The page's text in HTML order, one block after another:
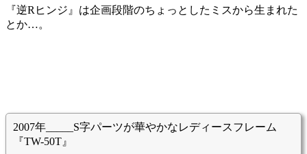
『逆Rヒンジ』は企画段階のちょっとしたミスから生まれた
とか…。
2007年_____S字パーツが華やかなレディースフレーム
『TW-50T』